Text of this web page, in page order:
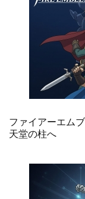
ファイアーエム
天堂の柱へ